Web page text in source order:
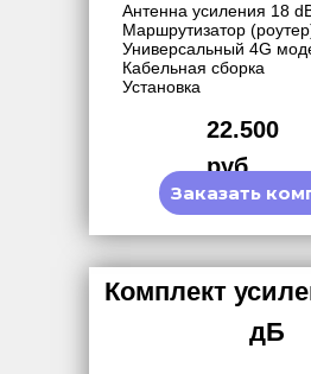
Антенна усиления 18
Маршрутизатор
Универсальный 4G
Кабельная сборка
Установка
Комплект
дБ
22.500
руб.
Заказать